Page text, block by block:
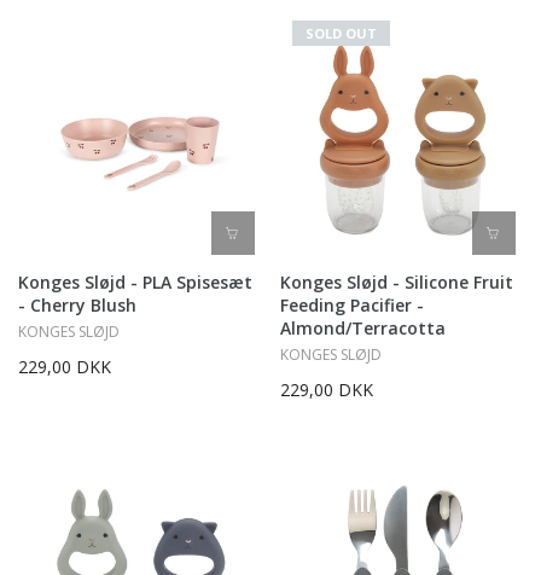
Konges Sløjd - PLA Spisesæt
- Cherry Blush
KONGES SLØJD
229,00 DKK
SOLD OUT
Konges Sløjd - Silicone Fruit
Feeding Pacifier -
Almond/Terracotta
KONGES SLØJD
229,00 DKK